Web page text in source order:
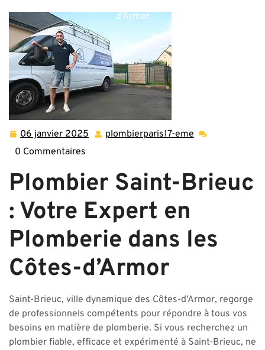
d’Armor
06 janvier 2025 06 plombierparis17-eme plombierparis17-
0 Commentaires
Plombier Saint-Brieuc
: Votre Expert en
Plomberie dans les
Côtes-d’Armor
Saint-Brieuc, ville dynamique des Côtes-d’Armor, regorge
de professionnels compétents pour répondre à tous vos
besoins en matière de plomberie. Si vous recherchez un
plombier fiable, efficace et expérimenté à Saint-Brieuc, ne